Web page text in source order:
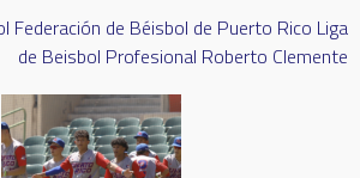
Federación de Béisbol de Puerto Rico Liga
de Beisbol Profesional Roberto Clemente